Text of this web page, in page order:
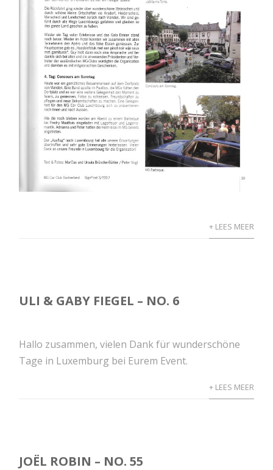
+ LEES MEER
ULI & GABY FIEGEL – NO. 6
Hallo zusammen, vielen Dank für wunderschöne
Tage in Luxemburg bei Eurem Event.
+ LEES MEER
JOËL ROBIN – NO. 55